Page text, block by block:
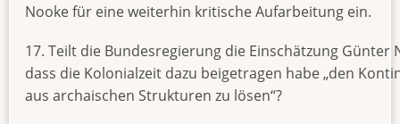
Nooke für eine weiterhin kritische Aufarbeitung ein.
17. Teilt die Bundesregierung die Einschätzung Günter
dass die Kolonialzeit dazu beigetragen habe „den
aus archaischen Strukturen zu lösen“?